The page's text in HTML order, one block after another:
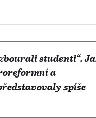
studenti“.
a
spíše